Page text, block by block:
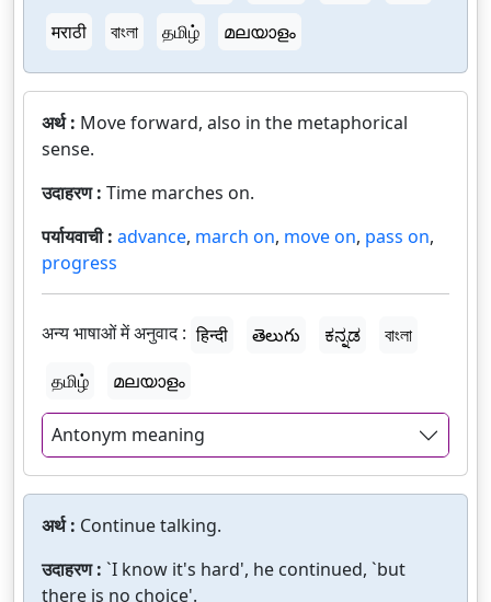
मराठी
বাংলা தமிழ் മലയാളം
अर्थ : Move forward, also in the metaphorical
sense.
उदाहरण : Time marches on.
पर्यायवाची : advance, march on, move on, pass on,
progress
अन्य भाषाओं में अनुवाद : हिन्दी తెలుగు ಕನ್ನಡ
বাংলা
தமிழ்
മലയാളം
Antonym meaning
अर्थ : Continue talking.
उदाहरण : `I know it's hard', he continued, `but
there is no choice'.